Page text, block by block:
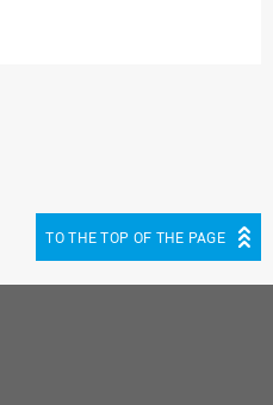
TO THE TOP OF THE PAGE